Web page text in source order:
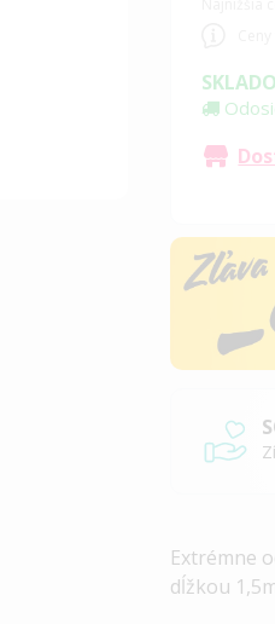
Extrémne
dĺžkou